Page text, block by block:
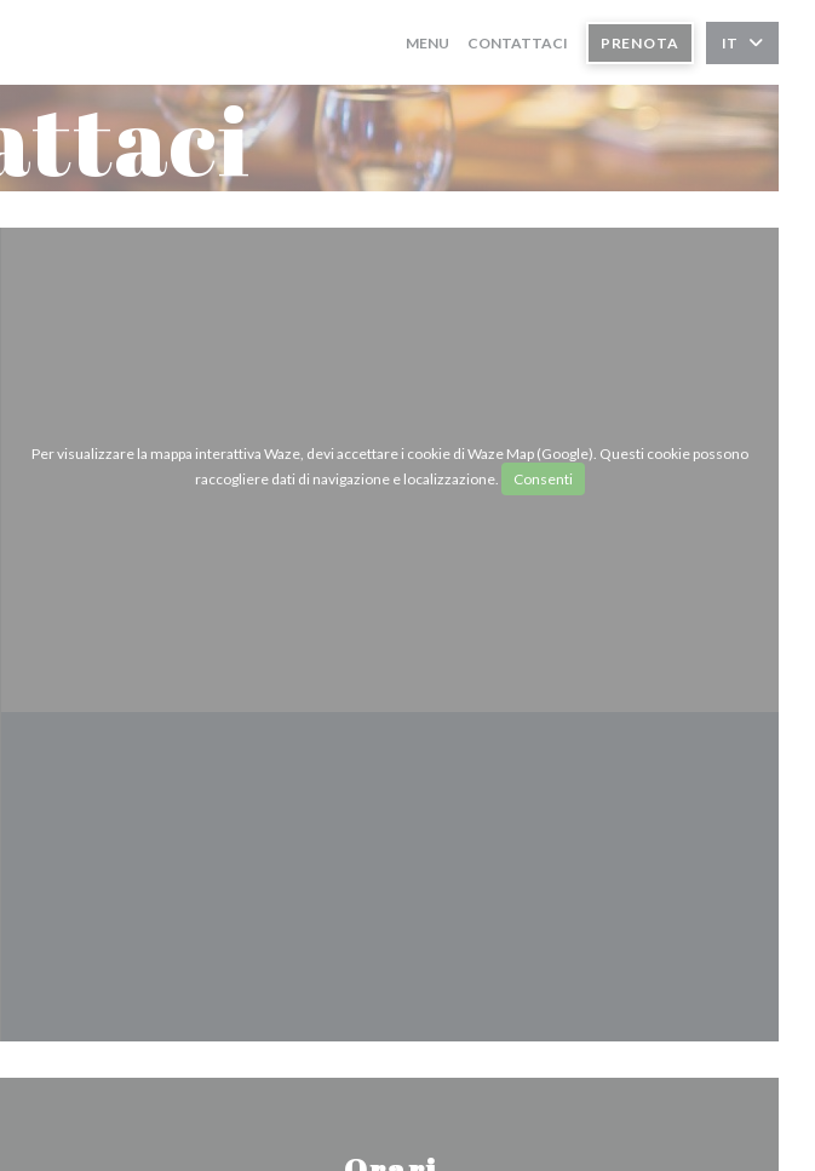
MENU CONTATTACI PRENOTA IT
Per visualizzare la mappa interattiva Waze, devi accettare i cookie di Waze Map (Google). Questi cookie possono
raccogliere dati di navigazione e localizzazione.
Consenti